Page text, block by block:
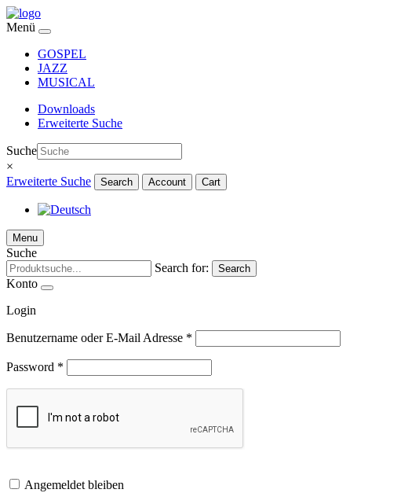
Menü
GOSPEL
JAZZ
MUSICAL
Downloads
Erweiterte Suche
Suche
×
Erweiterte Suche
Search Account Cart
Menu
Suche
Search for:
Search
Konto
Login
Benutzername oder E-Mail Adresse *
Password *
Angemeldet bleiben